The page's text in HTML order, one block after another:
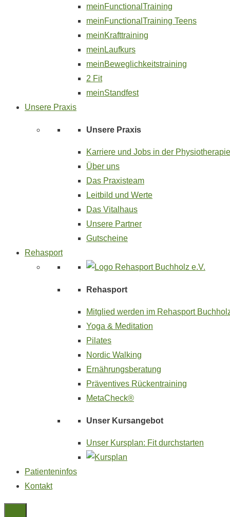
meinFunctionalTraining
meinFunctionalTraining Teens
meinKrafttraining
meinLaufkurs
meinBeweglichkeitstraining
2 Fit
meinStandfest
Unsere Praxis
Unsere Praxis
Karriere und Jobs in der Physiotherapie
Über uns
Das Praxisteam
Leitbild und Werte
Das Vitalhaus
Unsere Partner
Gutscheine
Rehasport
Rehasport
Mitglied werden im Rehasport
Yoga & Meditation
Pilates
Nordic Walking
Ernährungsberatung
Präventives Rückentraining
MetaCheck®
Unser Kursangebot
Unser Kursplan: Fit durchstarten
Patienteninfos
Kontakt